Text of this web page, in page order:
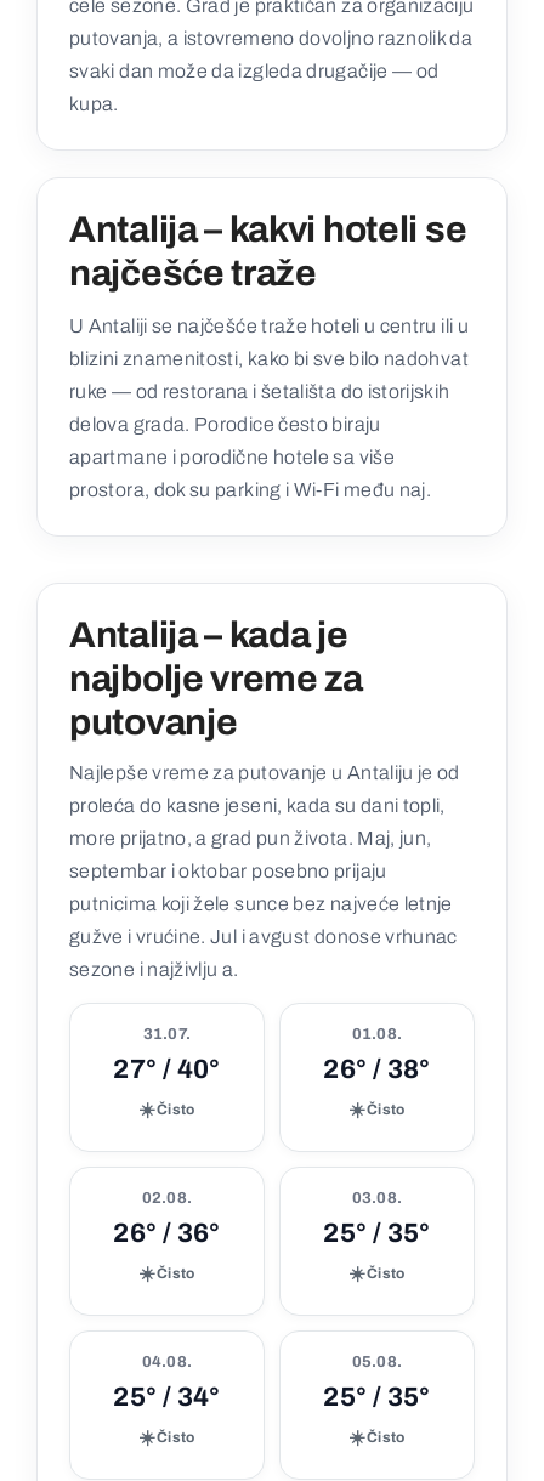
cele sezone. Grad je praktičan za organizaciju
putovanja, a istovremeno dovoljno raznolik da
svaki dan može da izgleda drugačije — od
kupa.
Antalija – kakvi hoteli se
najčešće traže
U Antaliji se najčešće traže hoteli u centru ili u
blizini znamenitosti, kako bi sve bilo nadohvat
ruke — od restorana i šetališta do istorijskih
delova grada. Porodice često biraju
apartmane i porodične hotele sa više
prostora, dok su parking i Wi‑Fi među naj.
Antalija – kada je
najbolje vreme za
putovanje
Najlepše vreme za putovanje u Antaliju je od
proleća do kasne jeseni, kada su dani topli,
more prijatno, a grad pun života. Maj, jun,
septembar i oktobar posebno prijaju
putnicima koji žele sunce bez najveće letnje
gužve i vrućine. Jul i avgust donose vrhunac
sezone i najživlju a.
31.07.
27° / 40°
☀️Čisto
01.08.
26° / 38°
☀️Čisto
02.08.
26° / 36°
☀️Čisto
03.08.
25° / 35°
☀️Čisto
04.08.
25° / 34°
☀️Čisto
05.08.
25° / 35°
☀️Čisto